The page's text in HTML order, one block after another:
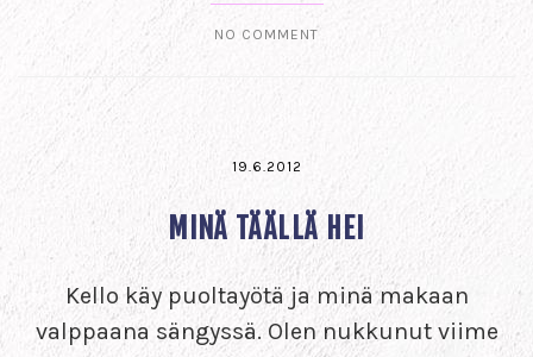
NO COMMENT
19.6.2012
MINÄ TÄÄLLÄ HEI
Kello käy puoltayötä ja minä makaan
valppaana sängyssä. Olen nukkunut viime